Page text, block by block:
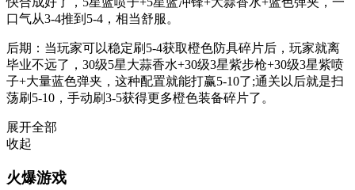
口气从3-4推到5-4，相当舒服。
后期：当玩家可以稳定刷5-4获取橙色防具碎片后，玩家就离
毕业不远了，30级5星大蒜香水+30级3星紫步枪+30级3星紫喷
子+大量蓝色弹夹，这种配置就能打赢5-10了;通关以后就是扫
荡刷5-10，手动刷3-5获得更多橙色装备碎片了。
展开全部
收起
火爆游戏